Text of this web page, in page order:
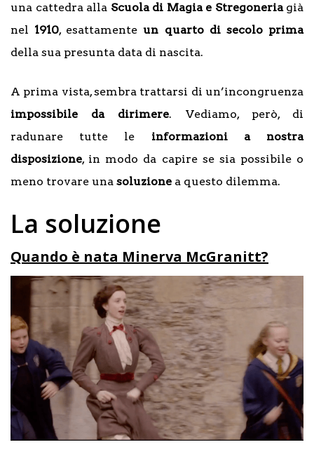
una cattedra alla Scuola di Magia e Stregoneriagià
nel 1910, esattamenteun quarto di secolo prima
della sua presunta data di nascita.
A prima vista, sembra trattarsi di un’incongruenza
impossibile
da dirimere. Vediamo, però, di
radunare tutte le informazioni
a nostra
disposizione, in modo da capire se sia possibile o
meno trovare una soluzione a questo dilemma.
La soluzione
Quando è nata Minerva McGranitt?